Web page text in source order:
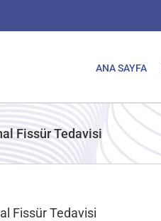
ANA SAYFA
Fissür Tedavisi
Fissür Tedavisi